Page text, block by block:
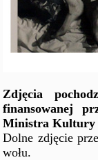
Zdjęcia
finansowanej
Ministra Kultury
Dolne zdjęcie
wołu.